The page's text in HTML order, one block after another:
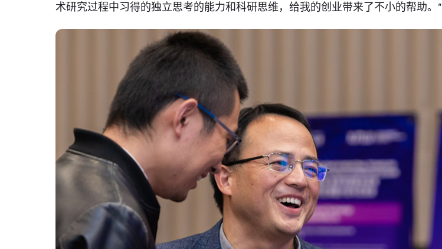
术研究过程中习得的独立思考的能力和科研思维，给我的创业带来了不小的帮助。”